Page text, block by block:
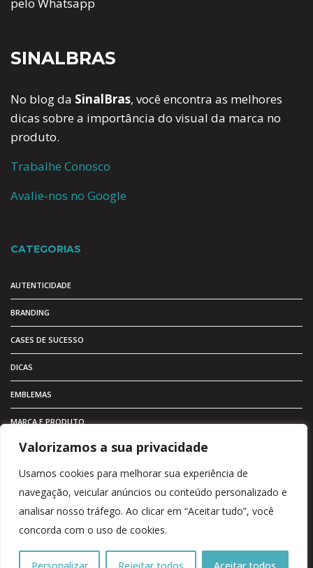
Valorizamos a sua privacidade
Usamos cookies para melhorar sua experiência de
navegação, veicular anúncios ou conteúdo personalizado e
analisar nosso tráfego. Ao clicar em “Aceitar tudo”, você
concorda com o uso de cookies.
SINALBRAS
No blog da SinalBras, você encontra as melhores
dicas sobre a importância do visual da marca no
produto.
Trabalhe Conosco
Avalie-nos no Google
CATEGORIAS
AUTENTICIDADE
BRANDING
CASES DE SUCESSO
DICAS
EMBLEMAS
MARCA E PRODUTO
MARKETING
METAL ADESIVO
VALOR